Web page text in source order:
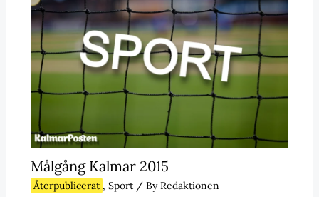
Målgång Kalmar 2015
Återpublicerat , Sport/ ByRedaktionen